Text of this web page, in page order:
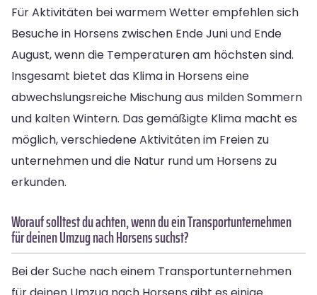
Für Aktivitäten bei warmem Wetter empfehlen sich
Besuche in Horsens zwischen Ende Juni und Ende
August, wenn die Temperaturen am höchsten sind.
Insgesamt bietet das Klima in Horsens eine
abwechslungsreiche Mischung aus milden Sommern
und kalten Wintern. Das gemäßigte Klima macht es
möglich, verschiedene Aktivitäten im Freien zu
unternehmen und die Natur rund um Horsens zu
erkunden.
Worauf solltest du achten, wenn du ein Transportunternehmen
für deinen Umzug nach Horsens suchst?
Bei der Suche nach einem Transportunternehmen